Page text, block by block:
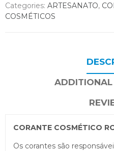
Categories: ARTESANATO,
COSMÉTICOS
CORANTE COSMÉTICO
Os corantes são